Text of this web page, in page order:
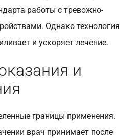
работы с тревожно-
Однако технология
и ускоряет лечение.
и
границы применения.
врач принимает после